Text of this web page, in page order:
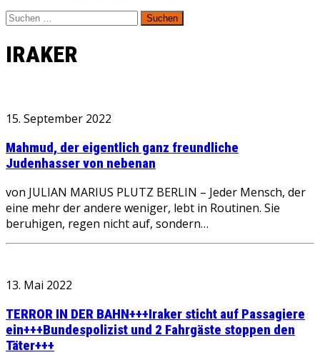
Suchen
nach:
IRAKER
15. September 2022
Mahmud, der eigentlich ganz freundliche
Judenhasser von nebenan
von JULIAN MARIUS PLUTZ BERLIN – Jeder Mensch, der
eine mehr der andere weniger, lebt in Routinen. Sie
beruhigen, regen nicht auf, sondern…
13. Mai 2022
TERROR IN DER BAHN+++Iraker sticht auf Passagiere
ein+++Bundespolizist und 2 Fahrgäste stoppen den
Täter+++